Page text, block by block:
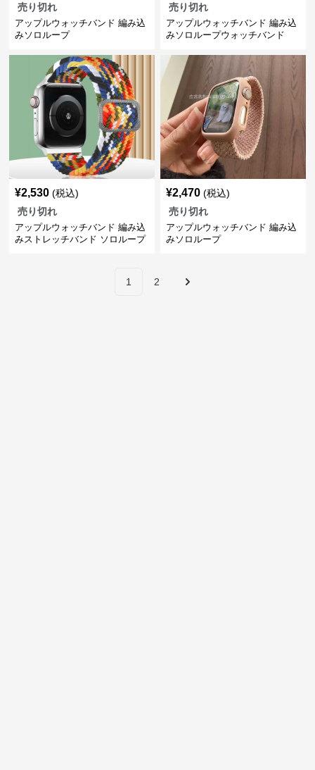
売り切れ
アップルウォッチバンド 編み込
みソロループ
売り切れ
アップルウォッチバンド 編み込
みソロループウォッチバンド
¥2,530 (税込)
売り切れ
アップルウォッチバンド 編み込
みストレッチバンド ソロループ
¥2,470 (税込)
売り切れ
アップルウォッチバンド 編み込
みソロループ
1 2